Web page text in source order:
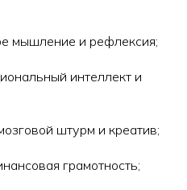
мышление и рефлексия;
интеллект и
штурм и креатив;
грамотность;